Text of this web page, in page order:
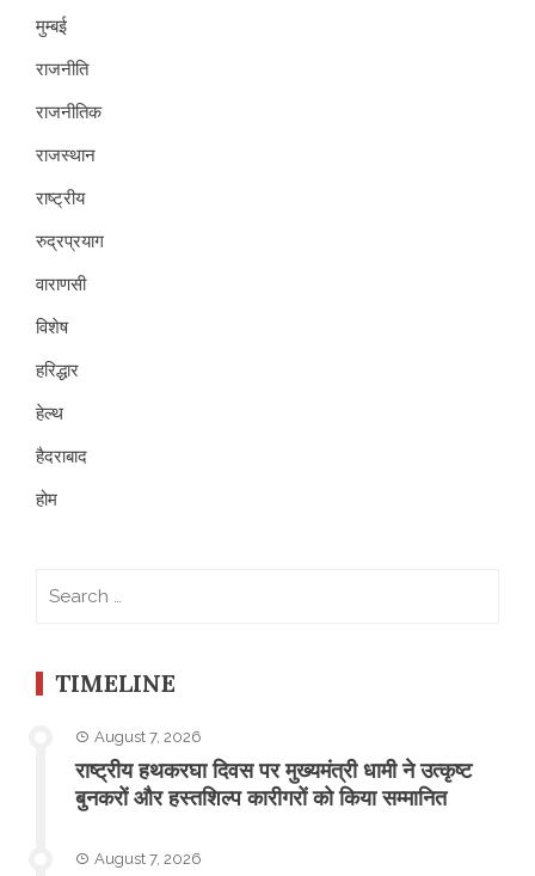
मुम्बई
राजनीति
राजनीतिक
राजस्थान
राष्ट्रीय
रुद्रप्रयाग
वाराणसी
विशेष
हरिद्धार
हेल्थ
हैदराबाद
होम
TIMELINE
August 7, 2026
राष्ट्रीय हथकरघा दिवस पर मुख्यमंत्री धामी ने उत्कृष्ट
बुनकरों और हस्तशिल्प कारीगरों को किया सम्मानित
August 7, 2026